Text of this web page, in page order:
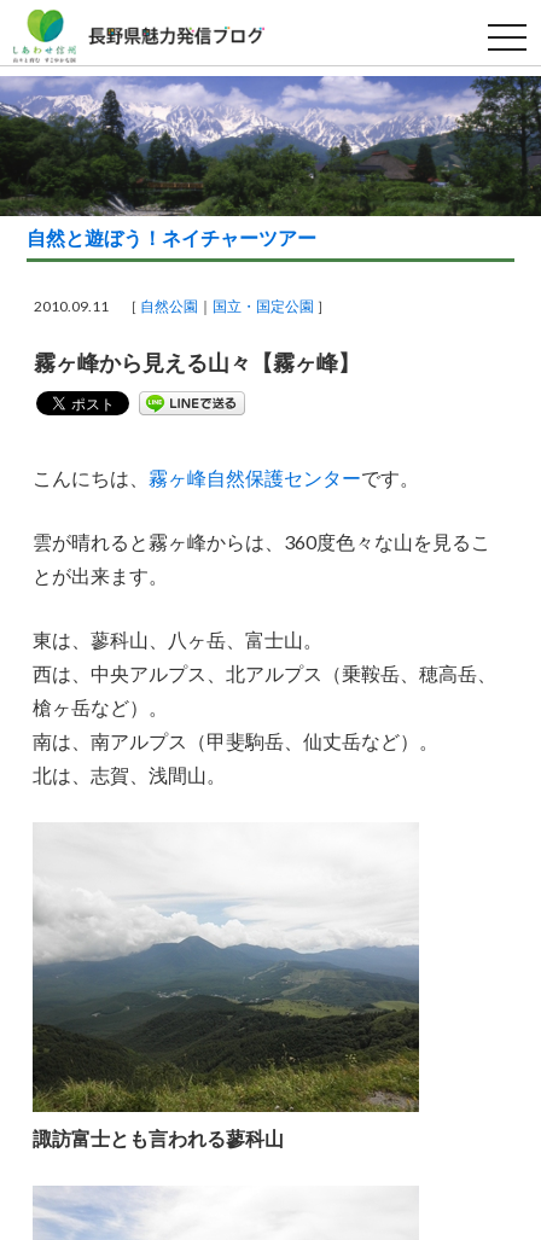
t
o
g
g
l
e
n
a
v
g
i
自然と遊ぼう！ネイチャーツアー
2010.09.11 ［ 自然公園 国立・国定公園 ］
霧ヶ峰から見える山々【霧ヶ峰】
こんにちは、 霧ヶ峰自然保護センターです。
雲が晴れると霧ヶ峰からは、360度色々な山を見るこ
とが出来ます。
東は、蓼科山、八ヶ岳、富士山。
西は、中央アルプス、北アルプス（乗鞍岳、穂高岳、
槍ヶ岳など）。
南は、南アルプス（甲斐駒岳、仙丈岳など）。
北は、志賀、浅間山。
諏訪富士とも言われる蓼科山